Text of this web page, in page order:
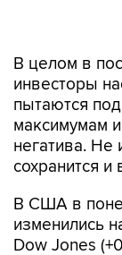
пытаются
максимумам
негатива. Не
сохранится и
В США в
Dow Jones
время как